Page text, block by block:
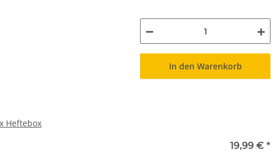
In den Warenkorb
Heftebox
19,99 € *